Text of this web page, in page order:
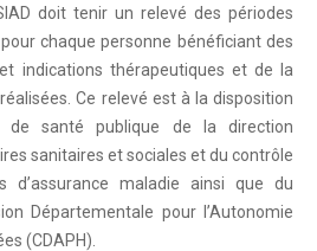
les-Alpes
doit tenir un relevé des périodes
chaque personne bénéficiant des
indications thérapeutiques et de la
Ce relevé est à la disposition
de santé publique de la direction
sanitaires et sociales et du contrôle
d’assurance maladie ainsi que du
Départementale pour l’Autonomie
(CDAPH).